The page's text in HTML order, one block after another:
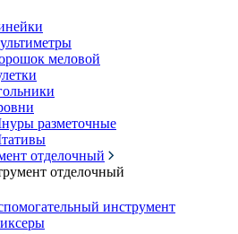
меловой
разметочные
отделочный
отделочный
инструмент